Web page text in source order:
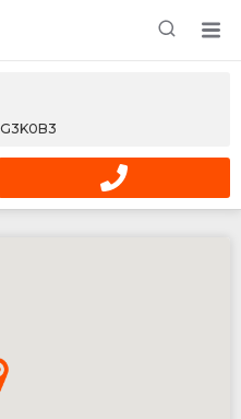
Entreprise / Rabais /